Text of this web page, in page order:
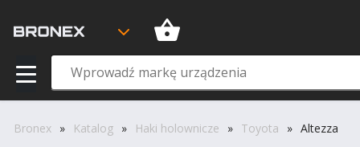
Bronex » Katalog » Haki holownicze » Toyota » Altezza